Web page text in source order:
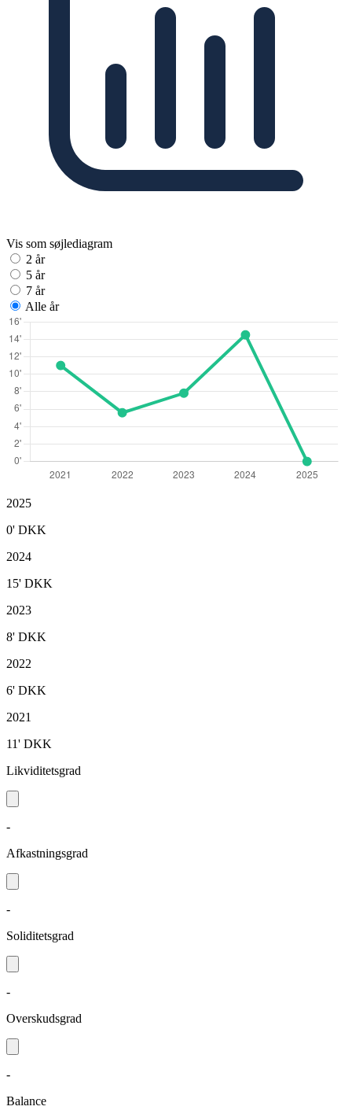
Vis som søjlediagram
2 år
5 år
7 år
Alle år
2025
0' DKK
2024
15' DKK
2023
8' DKK
2022
6' DKK
2021
11' DKK
Likviditetsgrad
-
Afkastningsgrad
-
Soliditetsgrad
-
Overskudsgrad
-
Balance